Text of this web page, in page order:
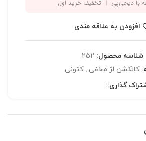
افزودن به علاقه مندی
شناسه محصول: 252
کالکشن لژ مخفی , کتونی
گذاری: